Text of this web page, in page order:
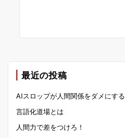
最近の投稿
AIスロップが人間関係をダメにする
言語化道場とは
人間力で差をつけろ！